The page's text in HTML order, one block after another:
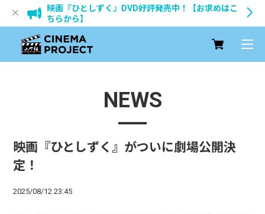
映画『ひとしずく』DVD好評発売中！【お求めはこ
ちらから】
NEWS
映画『ひとしずく』がついに劇場公開決
定！
2025/08/12 23:45